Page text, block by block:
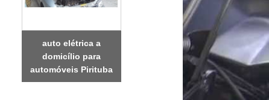
auto elétrica a
domicílio para
automóveis Pirituba